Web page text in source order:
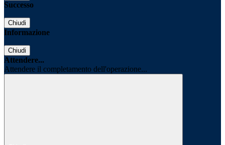
Successo
Chiudi
Informazione
Chiudi
Attendere...
Attendere il completamento dell'operazione...